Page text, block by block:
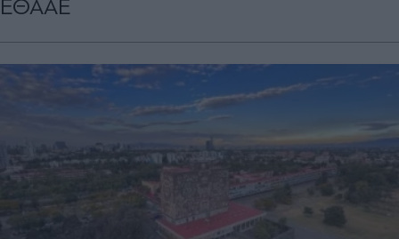
ΕΘΑΑΕ